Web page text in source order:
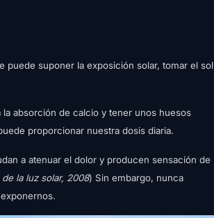
puede suponer la exposición solar, tomar el sol
absorción de calcio y tener unos huesos
proporcionar nuestra dosis diaria.
a atenuar el dolor y producen sensación de
la luz solar, 2008) Sin embargo, nunca